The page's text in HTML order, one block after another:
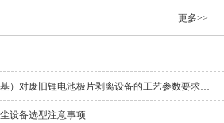
更多>>
不同材质的极片（如碳基、硅基）对废旧锂电池极片剥离设备的工艺参数要求有何不同？如何调整？
设备选型注意事项